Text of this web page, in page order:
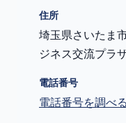
住所
埼玉県さいたま
ジネス交流プラ
電話番号
電話番号を調べ